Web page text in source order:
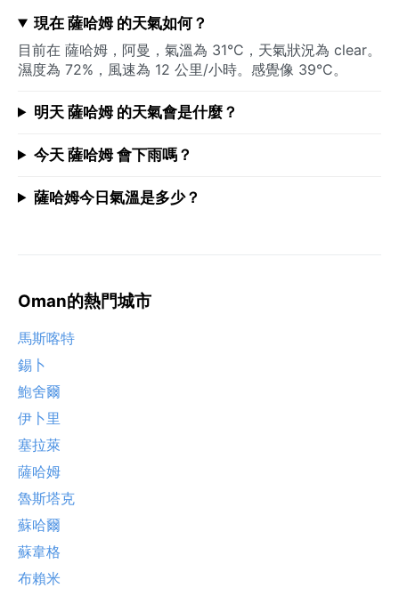
現在 薩哈姆 的天氣如何？
目前在 薩哈姆，阿曼，氣溫為 31°C，天氣狀況為 clear。
濕度為 72%，風速為 12 公里/小時。感覺像 39°C。
明天 薩哈姆 的天氣會是什麼？
今天 薩哈姆 會下雨嗎？
薩哈姆今日氣溫是多少？
Oman的熱門城市
馬斯喀特
錫卜
鮑舍爾
伊卜里
塞拉萊
薩哈姆
魯斯塔克
蘇哈爾
蘇韋格
布賴米